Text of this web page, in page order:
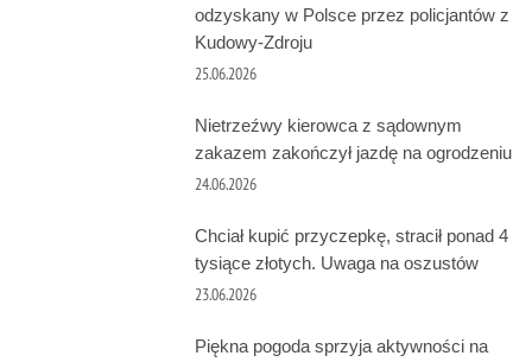
odzyskany w Polsce przez policjantów z
Kudowy-Zdroju
25.06.2026
Nietrzeźwy kierowca z sądownym
zakazem zakończył jazdę na ogrodzeniu
24.06.2026
Chciał kupić przyczepkę, stracił ponad 4
tysiące złotych. Uwaga na oszustów
23.06.2026
Piękna pogoda sprzyja aktywności na